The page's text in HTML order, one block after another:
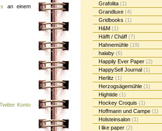
an einem
Twitter Konto
Grafolita (1)
Grandluxe (4)
Gridbooks (1)
H&M (1)
Häfft / Chäff (7)
Hahnemühle (19)
halaby (6)
Happily Ever Paper (2)
HappySelf Journal (1)
Herlitz (1)
Herzogsägemühle (1)
Hightide (1)
Hockey Croquis (1)
Hoffmann und Campe (1)
Holsteinsalon (1)
I like paper (2)